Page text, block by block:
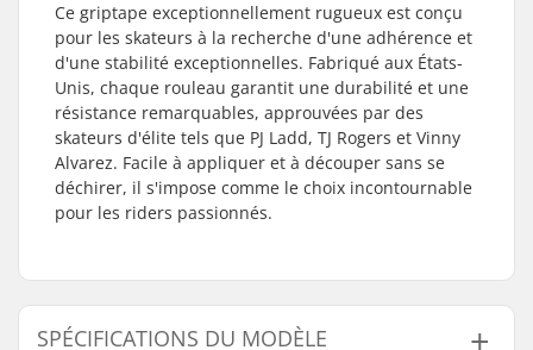
Ce griptape exceptionnellement rugueux est conçu
pour les skateurs à la recherche d'une adhérence et
d'une stabilité exceptionnelles. Fabriqué aux États-
Unis, chaque rouleau garantit une durabilité et une
résistance remarquables, approuvées par des
skateurs d'élite tels que PJ Ladd, TJ Rogers et Vinny
Alvarez. Facile à appliquer et à découper sans se
déchirer, il s'impose comme le choix incontournable
pour les riders passionnés.
SPÉCIFICATIONS DU MODÈLE